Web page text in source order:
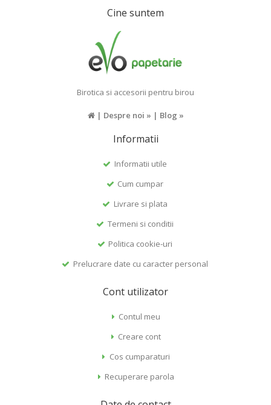
Cine suntem
Birotica si accesorii pentru birou
| Despre noi » | Blog »
Informatii
Informatii utile
Cum cumpar
Livrare si plata
Termeni si conditii
Politica cookie-uri
Prelucrare date cu caracter personal
Cont utilizator
Contul meu
Creare cont
Cos cumparaturi
Recuperare parola